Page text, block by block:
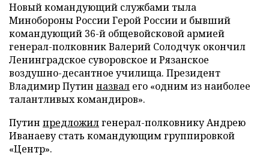
Новый командующий службами тыла
Минобороны России Герой России и бывший
командующий 36-й общевойсковой армией
генерал-полковник Валерий Солодчук окончил
Ленинградское суворовское и Рязанское
воздушно-десантное училища. Президент
Владимир Путин назвал его «одним из наиболее
талантливых командиров».
Путин предложилгенерал-полковнику Андрею
Иванаеву стать командующим группировкой
«Центр».